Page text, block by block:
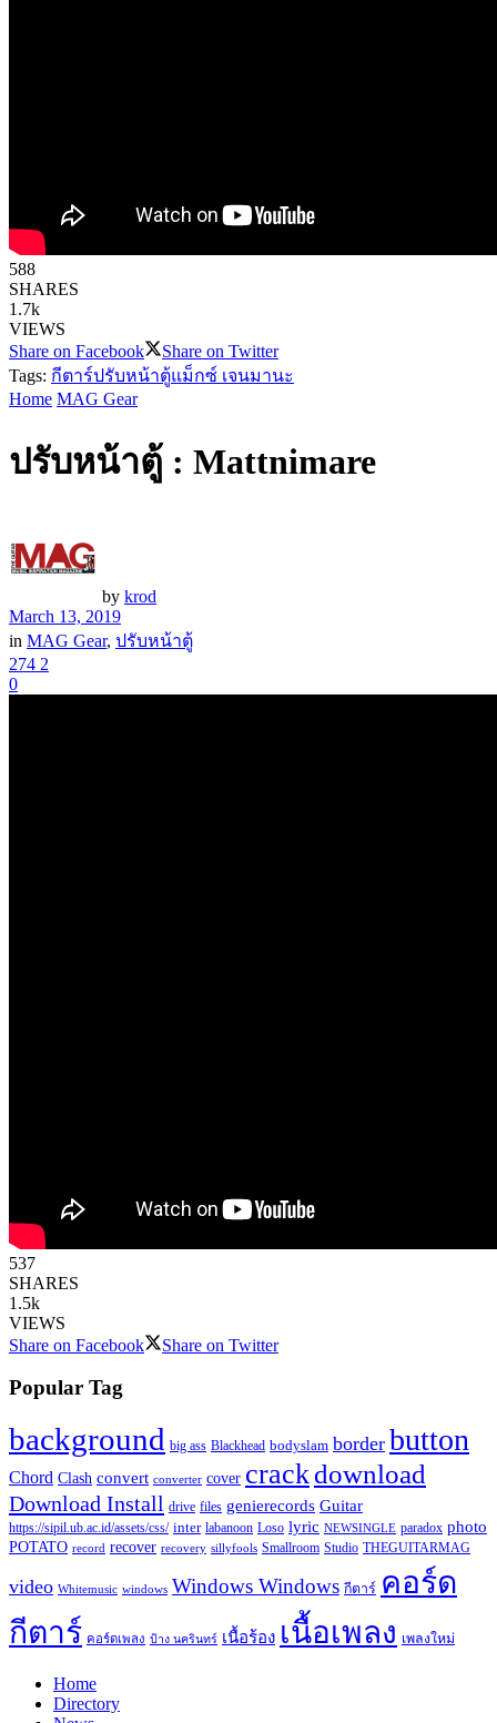
588
SHARES
1.7k
VIEWS
Share on Facebook
Share on Twitter
Tags: กีตาร์ปรับหน้าตู้แม็กซ์ เจนมานะ
Home MAG Gear
ปรับหน้าตู้ : Mattnimare
by krod
March 13, 2019
in MAG Gear, ปรับหน้าตู้
274 2
0
537
SHARES
1.5k
VIEWS
Share on Facebook
Share on Twitter
Popular Tag
background big ass Blackhead bodyslam border button
Chord Clash convert converter cover crackdownload
Download Install drive files genierecords Guitar
https://sipil.ub.ac.id/assets/css/ inter labanoon Loso lyric NEWSINGLE paradox photo
POTATO record recover recovery sillyfools Smallroom Studio THEGUITARMAG
video Whitemusic windows Windows Windows กีตาร์ คอร์ด
กีตาร์ คอร์ดเพลง ป้าง นครินทร์ เนื้อร้อง เนื้อเพลง เพลงใหม่
Home
Directory